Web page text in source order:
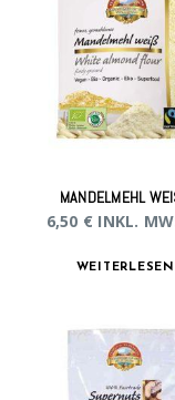
MANDELMEHL
6,50 € INKL.
WEITERLESEN